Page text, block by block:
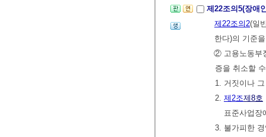
제22조의5(장애
제22조의2(일
한다)의 기준
② 고용노동부
증을 취소할
1. 거짓이나
2. 제2조제8호
표준사업장
3. 불가피한